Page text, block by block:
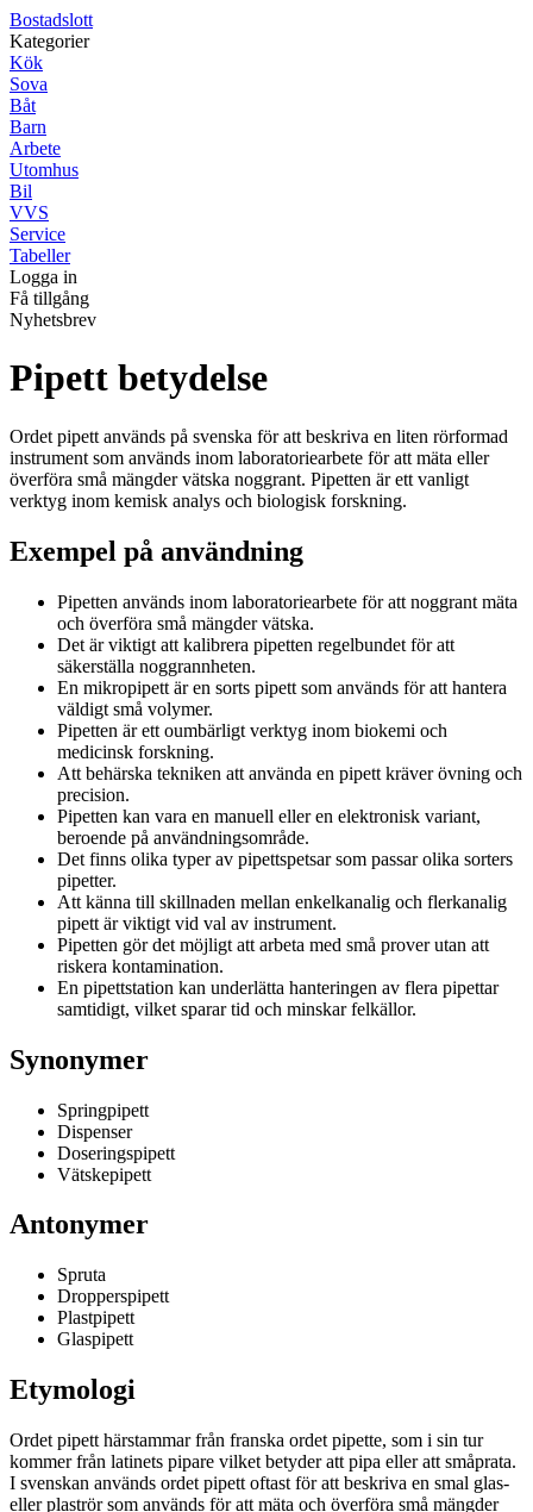
Bostadslott
Kategorier
Kök
Sova
Båt
Barn
Arbete
Utomhus
Bil
VVS
Service
Tabeller
Logga in
Få tillgång
Nyhetsbrev
Pipett betydelse
Ordet pipett används på svenska för att beskriva en liten rörformad
instrument som används inom laboratoriearbete för att mäta eller
överföra små mängder vätska noggrant. Pipetten är ett vanligt
verktyg inom kemisk analys och biologisk forskning.
Exempel på användning
Pipetten används inom laboratoriearbete för att noggrant mäta
och överföra små mängder vätska.
Det är viktigt att kalibrera pipetten regelbundet för att
säkerställa noggrannheten.
En mikropipett är en sorts pipett som används för att hantera
väldigt små volymer.
Pipetten är ett oumbärligt verktyg inom biokemi och
medicinsk forskning.
Att behärska tekniken att använda en pipett kräver övning och
precision.
Pipetten kan vara en manuell eller en elektronisk variant,
beroende på användningsområde.
Det finns olika typer av pipettspetsar som passar olika sorters
pipetter.
Att känna till skillnaden mellan enkelkanalig och flerkanalig
pipett är viktigt vid val av instrument.
Pipetten gör det möjligt att arbeta med små prover utan att
riskera kontamination.
En pipettstation kan underlätta hanteringen av flera pipettar
samtidigt, vilket sparar tid och minskar felkällor.
Synonymer
Springpipett
Dispenser
Doseringspipett
Vätskepipett
Antonymer
Spruta
Dropperspipett
Plastpipett
Glaspipett
Etymologi
Ordet pipett härstammar från franska ordet pipette, som i sin tur
kommer från latinets pipare vilket betyder att pipa eller att småprata.
I svenskan används ordet pipett oftast för att beskriva en smal glas-
eller plaströr som används för att mäta och överföra små mängder